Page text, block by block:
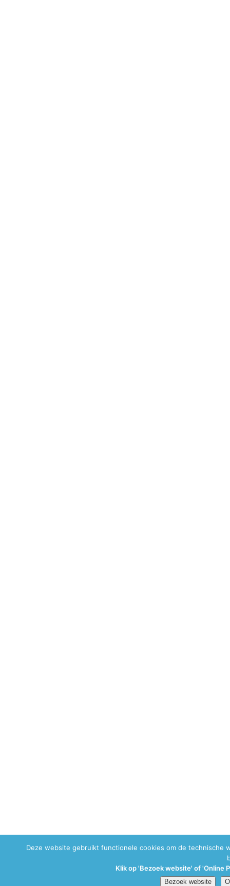
Deze website gebruikt functionele cookies om de technische
Klik op 'Bezoek website' of 'Online
Bezoek website